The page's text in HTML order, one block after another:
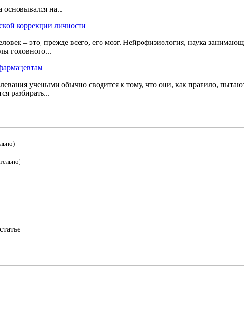
основывался на...
коррекции личности
– это, прежде всего, его мозг. Нейрофизиология, наука
головного...
учеными обычно сводится к тому, что они, как правило,
разбирать...